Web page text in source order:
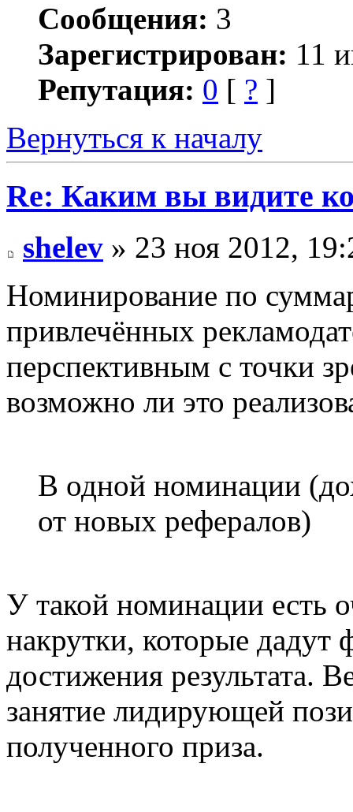
Сообщения: 3
Зарегистрирован: 11
Репутация: 0 [ ? ]
Вернуться к началу
Re: Каким вы видите
shelev » 23 ноя 2012,
Номинирование по
привлечённых
перспективным с точки
возможно ли это
В одной номинации
от новых рефералов)
У такой номинации есть
накрутки, которые
достижения результата.
занятие лидирующей
полученного приза.